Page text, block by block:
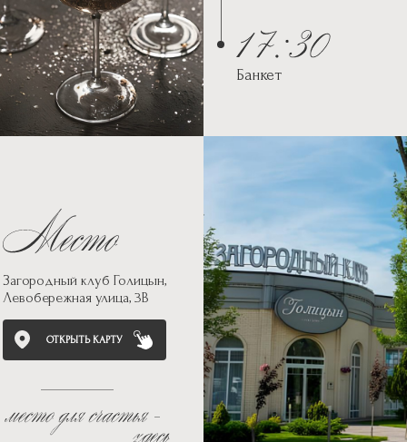
Банкет
ОТКРЫТЬ КАРТУ
Загородный клуб Голицын,
Левобережная улица, 3В